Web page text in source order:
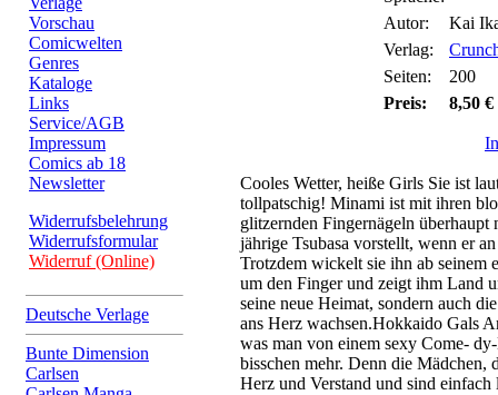
Vorschau
Comicwelten
Genres
Kataloge
Links
Service/AGB
Impressum
Comics ab 18
Newsletter
Widerrufsbelehrung
Widerrufsformular
Widerruf (Online)
Deutsche Verlage
Bunte Dimension
Carlsen
Autor:
Kai
Verlag:
Seiten:
200
Preis:
8,50 €
Cooles Wetter, heiße Girls Sie ist
tollpatschig! Minami ist mit ihren
glitzernden Fingernägeln überhaupt
jährige Tsubasa vorstellt, wenn er
Trotzdem wickelt sie ihn ab seinem
um den Finger und zeigt ihm Land
seine neue Heimat, sondern auch
ans Herz wachsen.Hokkaido Gals
was man von einem sexy Come-
bisschen mehr. Denn die Mädchen,
Herz und Verstand und sind